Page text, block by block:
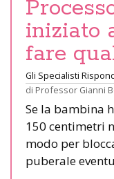
iniziato
fare
Gli Specialisti
di Professor Gianni
Se la bambina
150 centimetri
modo per
puberale